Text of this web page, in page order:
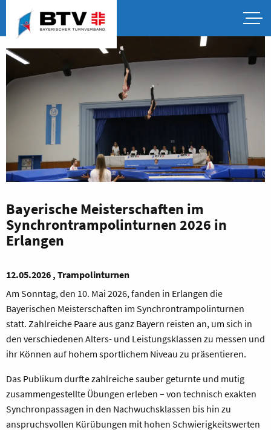
Bayerische Meisterschaften im
Synchrontrampolinturnen 2026 in
Erlangen
12.05.2026 , Trampolinturnen
Am Sonntag, den 10. Mai 2026, fanden in Erlangen die
Bayerischen Meisterschaften im Synchrontrampolinturnen
statt. Zahlreiche Paare aus ganz Bayern reisten an, um sich in
den verschiedenen Alters- und Leistungsklassen zu messen und
ihr Können auf hohem sportlichem Niveau zu präsentieren.
Das Publikum durfte zahlreiche sauber geturnte und mutig
zusammengestellte Übungen erleben – von technisch exakten
Synchronpassagen in den Nachwuchsklassen bis hin zu
anspruchsvollen Kürübungen mit hohen Schwierigkeitswerten